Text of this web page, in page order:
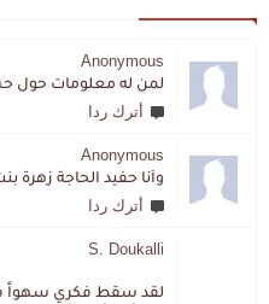
Anonymous
أترك ردا
Anonymous
أترك ردا
S. Doukalli
لقد سقط فكري سهواً